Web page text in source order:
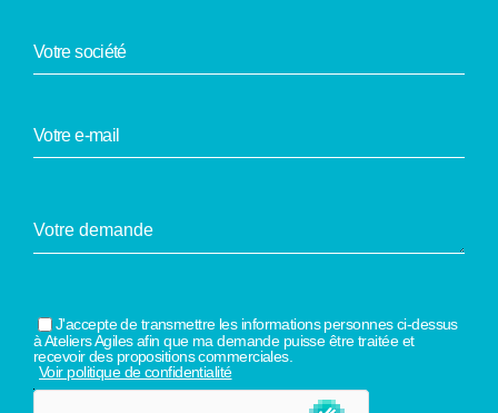
J'accepte de transmettre les informations personnes ci-dessus
à Ateliers Agiles afin que ma demande puisse être traitée et
recevoir des propositions commerciales.
Voir politique de confidentialité